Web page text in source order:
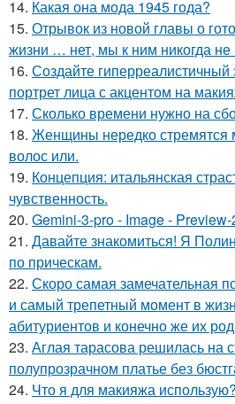
14. Какая она мода 1945 года?
15. Отрывок из новой главы о
жизни … нет, мы к ним никогда не
16. Создайте гиперреалистичный
портрет лица с акцентом на
17. Сколько времени нужно на
18. Женщины нередко стремятся
волос или.
19. Концепция: итальянская
чувственность.
20. Gemini-3-pro - Image - Preview-
21. Давайте знакомиться! Я
по прическам.
22. Скоро самая замечательная
и самый трепетный момент в
абитуриентов и конечно же их
23. Аглая тарасова решилась на
полупрозрачном платье без
24. Что я для макияжа использую?